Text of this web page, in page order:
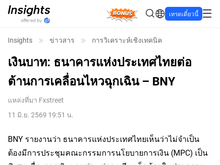
Bonus เทรดเดี๋ยวนี้
Insights ข่าวสาร การวิเคราะห์เชิงเทคนิค
เงินบาท: ธนาคารแห่งประเทศไทยต่อ
ต้านการเคลื่อนไหวฉุกเฉิน – BNY
แหล่งที่มา Fxstreet
11 มิ.ย. 2569 19:51 น.
BNY รายงานว่า ธนาคารแห่งประเทศไทยเห็นว่าไม่จำเป็น
ต้องมีการประชุมคณะกรรมการนโยบายการเงิน (MPC) เป็น